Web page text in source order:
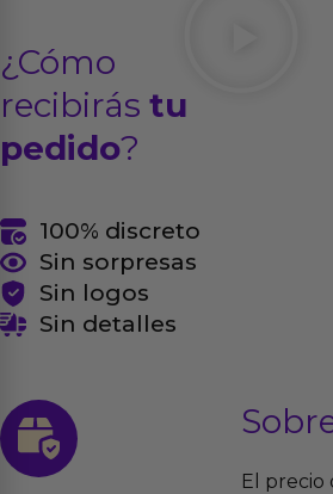
¿Cómo
recibirás tu
pedido?
100% discreto
Sin sorpresas
Sin logos
Sin detalles
El precio